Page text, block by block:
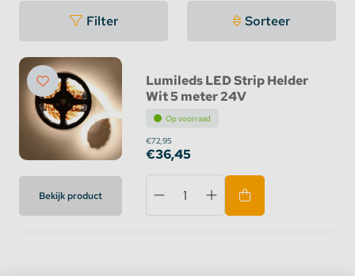
Filter Sorteer
Bekijk product
Lumileds LED Strip Helder
Wit 5 meter 24V
Op voorraad
€72,95
€36,45